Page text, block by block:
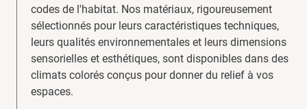
codes de l'habitat. Nos matériaux, rigoureusement
sélectionnés pour leurs caractéristiques techniques,
leurs qualités environnementales et leurs dimensions
sensorielles et esthétiques, sont disponibles dans des
climats colorés conçus pour donner du relief à vos
espaces.